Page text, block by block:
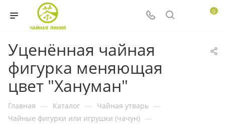
0
Уценённая чайная
фигурка меняющая
цвет "Хануман"
Главная — Каталог — Чайная утварь —
Чайные фигурки или игрушки (чачун) —